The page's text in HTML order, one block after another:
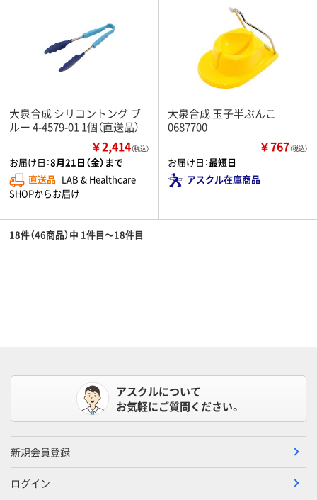
大泉合成 シリコントング ブ
ルー 4-4579-01 1個（直送品）
￥2,414（税込）
お届け日：8月21日（金）まで
直送品 LAB & Healthcare
SHOPからお届け
大泉合成 玉子半ぶんこ
0687700
￥767（税込）
お届け日：最短日
アスクル在庫商品
18件（46商品）中 1件目～18件目
アスクルについて
お気軽にご質問ください。
新規会員登録
ログイン